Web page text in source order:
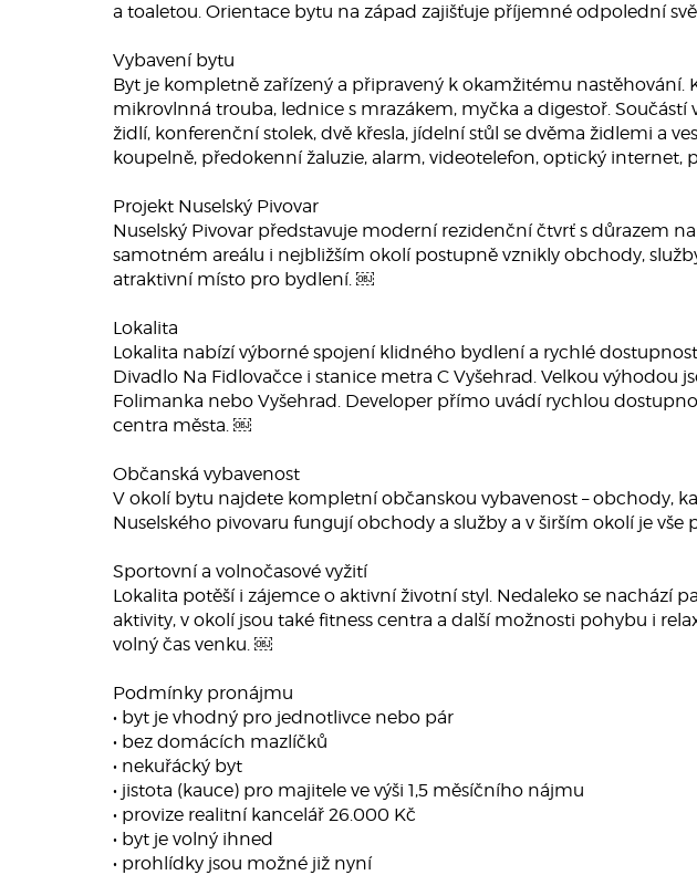
a toaletou. Orientace bytu na západ zajišťuje příjemné odpolední
Vybavení bytu
Byt je kompletně zařízený a připravený k okamžitému
mikrovlnná trouba, lednice s mrazákem, myčka a digestoř.
židlí, konferenční stolek, dvě křesla, jídelní stůl se dvěma židlemi a
koupelně, předokenní žaluzie, alarm, videotelefon, optický internet,
Projekt Nuselský Pivovar
Nuselský Pivovar představuje moderní rezidenční čtvrť s důrazem
samotném areálu i nejbližším okolí postupně vznikly obchody,
atraktivní místo pro bydlení. ￼
Lokalita
Lokalita nabízí výborné spojení klidného bydlení a rychlé
Divadlo Na Fidlovačce i stanice metra C Vyšehrad. Velkou výhodou
Folimanka nebo Vyšehrad. Developer přímo uvádí rychlou
centra města. ￼
Občanská vybavenost
V okolí bytu najdete kompletní občanskou vybavenost – obchody,
Nuselského pivovaru fungují obchody a služby a v širším okolí je
Sportovní a volnočasové vyžití
Lokalita potěší i zájemce o aktivní životní styl. Nedaleko se
aktivity, v okolí jsou také fitness centra a další možnosti pohybu i
volný čas venku. ￼
Podmínky pronájmu
• byt je vhodný pro jednotlivce nebo pár
• bez domácích mazlíčků
• nekuřácký byt
• jistota (kauce) pro majitele ve výši 1,5 měsíčního nájmu
• provize realitní kancelář 26.000 Kč
• byt je volný ihned
• prohlídky jsou možné již nyní